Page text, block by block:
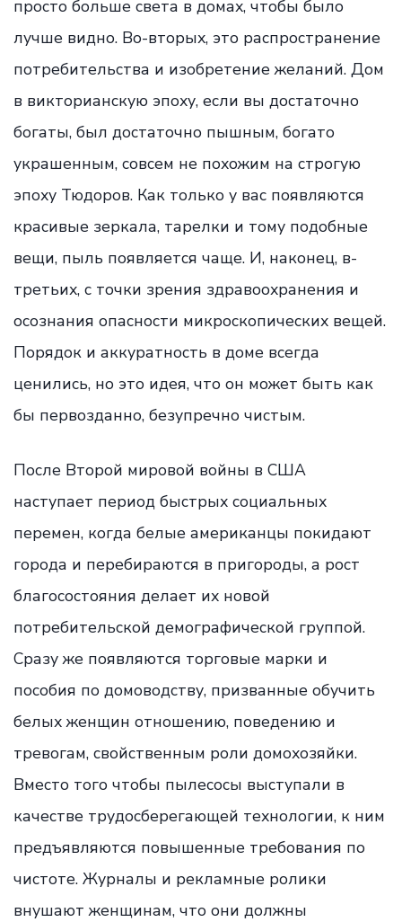
просто больше света в домах, чтобы было
лучше видно. Во-вторых, это распространение
потребительства и изобретение желаний. Дом
в викторианскую эпоху, если вы достаточно
богаты, был достаточно пышным, богато
украшенным, совсем не похожим на строгую
эпоху Тюдоров. Как только у вас появляются
красивые зеркала, тарелки и тому подобные
вещи, пыль появляется чаще. И, наконец, в-
третьих, с точки зрения здравоохранения и
осознания опасности микроскопических вещей.
Порядок и аккуратность в доме всегда
ценились, но это идея, что он может быть как
бы первозданно, безупречно чистым.
После Второй мировой войны в США
наступает период быстрых социальных
перемен, когда белые американцы покидают
города и перебираются в пригороды, а рост
благосостояния делает их новой
потребительской демографической группой.
Сразу же появляются торговые марки и
пособия по домоводству, призванные обучить
белых женщин отношению, поведению и
тревогам, свойственным роли домохозяйки.
Вместо того чтобы пылесосы выступали в
качестве трудосберегающей технологии, к ним
предъявляются повышенные требования по
чистоте. Журналы и рекламные ролики
внушают женщинам, что они должны